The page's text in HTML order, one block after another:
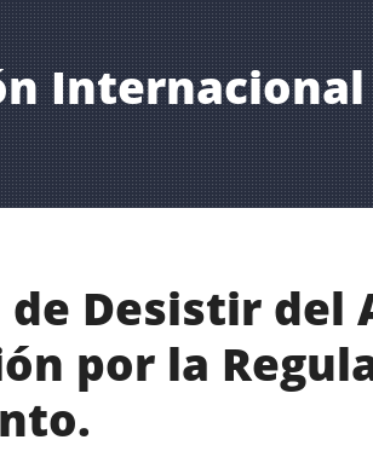
Internacional
Desistir del
por la